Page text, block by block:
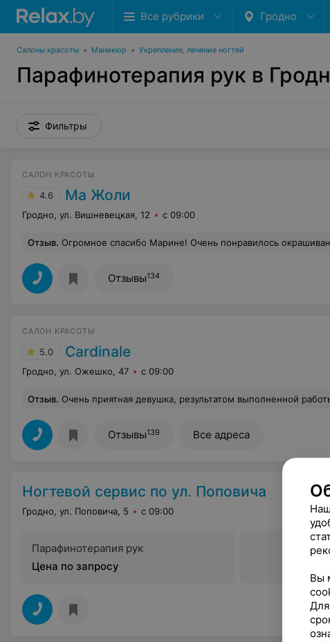
Все рубрики Гродно
Салоны красоты • Маникюр • Укрепление, лечение ногтей
Парафинотерапия рук в
Фильтры
САЛОН КРАСОТЫ
4.6 Ма Жоли
Гродно, ул. Вишневецкая, 12 с 09:00
Отзыв. Огромное спасибо Марине! Очень понравилось окрашивание и подравнивание волос. Сделала все аккуратно, очень приятная в общении девушка. И сын уже второй раз у нее спокойно сидел на стрижке,хотя в других парикмахерских для
Отзывы134
САЛОН КРАСОТЫ
5.0 Cardinale
Гродно, ул. Ожешко, 47 с 09:00
Отзыв. Очень приятная девушка, результатом выполненной работы я очень довольна!!! Большое
Отзывы139 Все адреса
Ногтевой сервис по ул. Поповича
Гродно, ул. Поповича, 5 с 09:00
Парафинотерапия рук
Цена по запросу
Вы